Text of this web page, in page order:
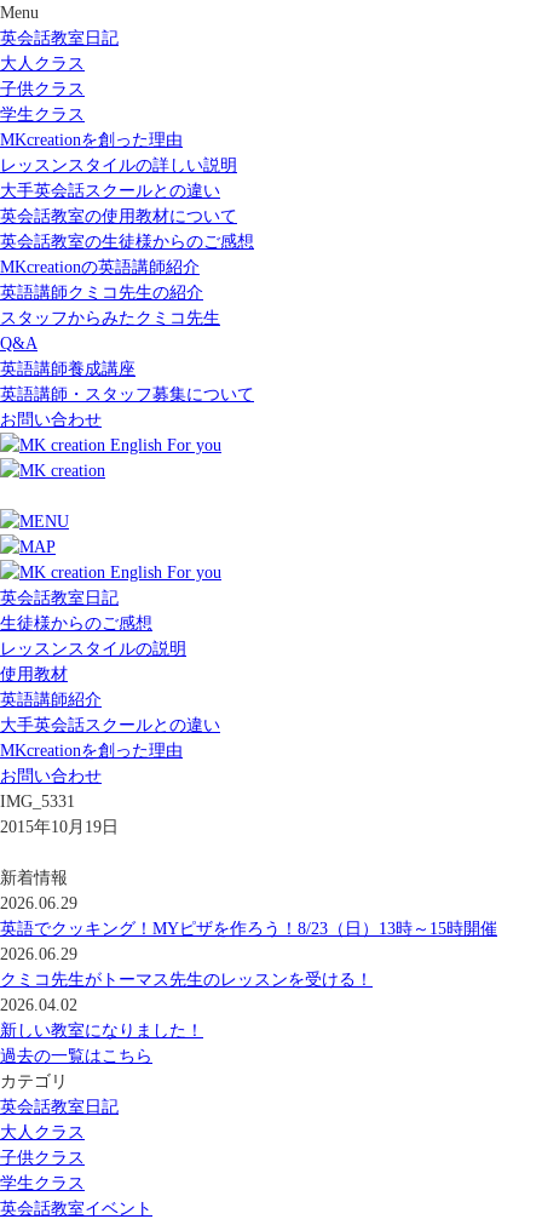
Menu
英会話教室日記
大人クラス
子供クラス
学生クラス
MKcreationを創った理由
レッスンスタイルの詳しい説明
大手英会話スクールとの違い
英会話教室の使用教材について
英会話教室の生徒様からのご感想
MKcreationの英語講師紹介
英語講師クミコ先生の紹介
スタッフからみたクミコ先生
Q&A
英語講師養成講座
英語講師・スタッフ募集について
お問い合わせ
英会話教室日記
生徒様からのご感想
レッスンスタイルの説明
使用教材
英語講師紹介
大手英会話スクールとの違い
MKcreationを創った理由
お問い合わせ
IMG_5331
2015年10月19日
新着情報
2026.06.29
英語でクッキング！MYピザを作ろう！8/23（日）13時～15時開催
2026.06.29
クミコ先生がトーマス先生のレッスンを受ける！
2026.04.02
新しい教室になりました！
過去の一覧はこちら
カテゴリ
英会話教室日記
大人クラス
子供クラス
学生クラス
英会話教室イベント